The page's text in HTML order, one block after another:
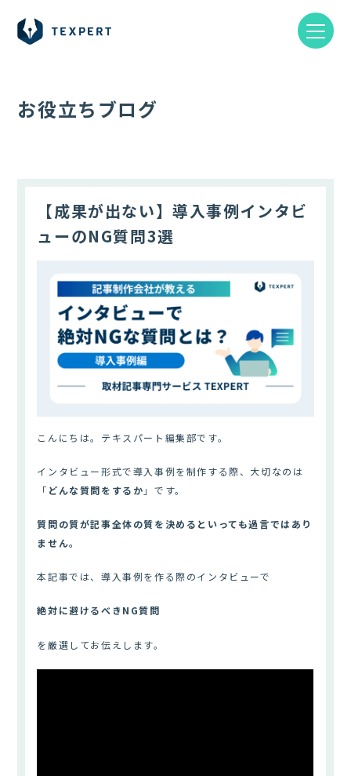
お役立ちブログ
【成果が出ない】導入事例インタビ
ューのNG質問3選
こんにちは。テキスパート編集部です。
インタビュー形式で導入事例を制作する際、大切なのは
「 どんな質問をするか 」です。
質問の質が記事全体の質を決めるといっても過言ではあり
ません。
本記事では、導入事例を作る際のインタビューで
絶対に避けるべきNG質問
を厳選してお伝えします。